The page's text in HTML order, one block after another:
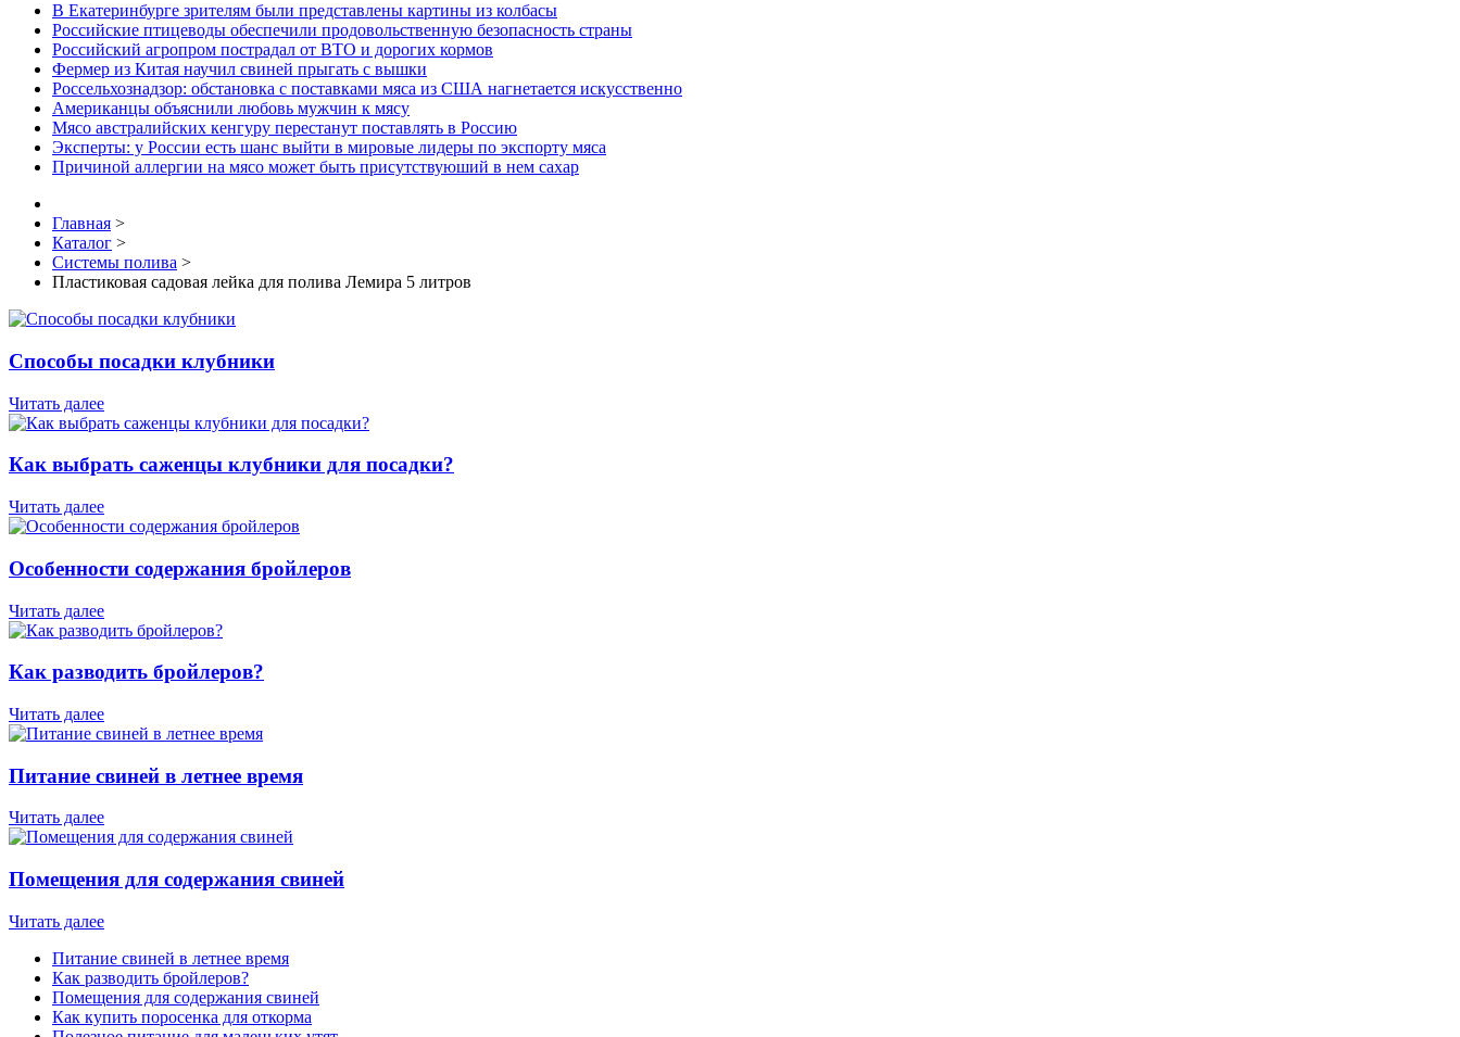
В Екатеринбурге зрителям были представлены картины из колбасы
Российские птицеводы обеспечили продовольственную безопасность страны
Российский агропром пострадал от ВТО и дорогих кормов
Фермер из Китая научил свиней прыгать с вышки
Россельхознадзор: обстановка с поставками мяса из США нагнетается искусственно
Американцы объяснили любовь мужчин к мясу
Мясо австралийских кенгуру перестанут поставлять в Россию
Эксперты: у России есть шанс выйти в мировые лидеры по экспорту мяса
Причиной аллергии на мясо может быть присутствуюший в нем сахар
Главная >
Каталог >
Системы полива >
Пластиковая садовая лейка для полива Лемира 5 литров
Способы посадки клубники
Читать далее
Как выбрать саженцы клубники для посадки?
Читать далее
Особенности содержания бройлеров
Читать далее
Как разводить бройлеров?
Читать далее
Питание свиней в летнее время
Читать далее
Помещения для содержания свиней
Читать далее
Питание свиней в летнее время
Как разводить бройлеров?
Помещения для содержания свиней
Как купить поросенка для откорма